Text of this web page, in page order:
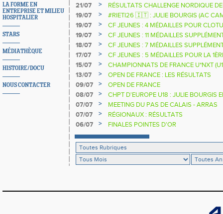
LA FORME EN
ENTREPRISE ET MILIEU
HOSPITALIER
STARS
MÉDIATHÈQUE
HISTOIRE/DOCU
NOUS CONTACTER
21/07
>
RÉSULTATS CHALLENGE NORDIQUE
2025 2026
19/07 >
#RIETI26 🇮🇹 : JULIE BOURGIS (AC
D'EUROPE U18 DE LA PERCHE
19/07 >
CF JEUNES : 4 MÉDAILLES POUR
19/07
>
CF JEUNES : 11 MÉDAILLES
18/07
>
CF JEUNES : 7 MÉDAILLES
17/07
>
CF JEUNES : 5 MÉDAILLES POUR LA
15/07
>
CHAMPIONNATS DE FRANCE U*NXT
13/07
>
OPEN DE FRANCE : LES RÉSULTATS
09/07
>
OPEN DE FRANCE
08/07
>
CHPT D'EUROPE U18 : JULIE BOURGIS
07/07
>
MEETING DU PAS DE CALAIS - ARRAS
07/07
>
RÉGIONAUX : RÉSULTATS
06/07
> FINALES POINTES D'OR